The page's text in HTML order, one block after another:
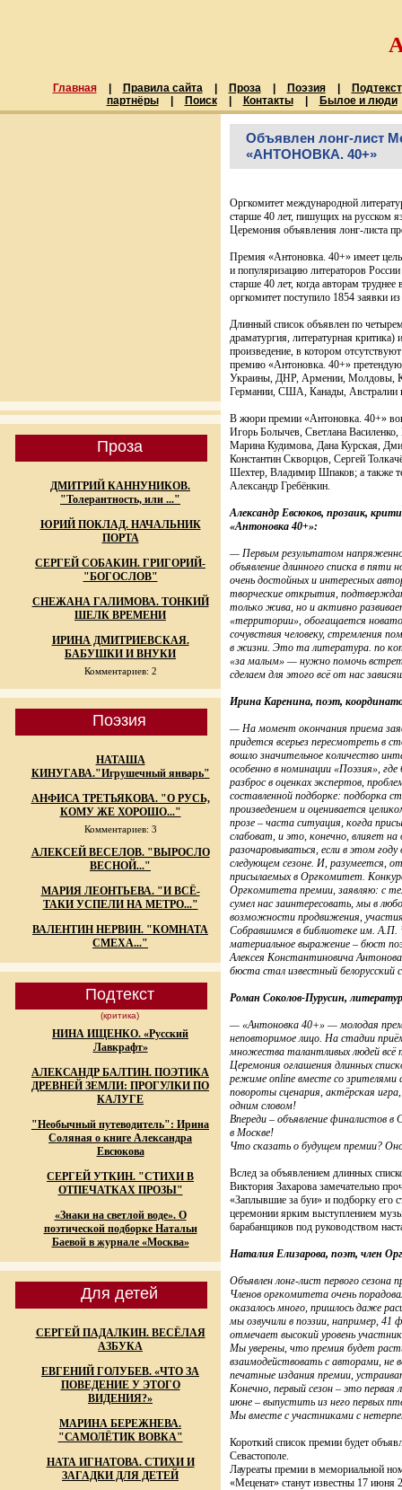
Главная Правила сайта Проза Поэзия
Подтекст
партнёры
Поиск Контакты Былое и люди
Проза
ДМИТРИЙ КАННУНИКОВ.
"Толерантность, или ..."
ЮРИЙ ПОКЛАД. НАЧАЛЬНИК
ПОРТА
СЕРГЕЙ СОБАКИН. ГРИГОРИЙ-
"БОГОСЛОВ"
СНЕЖАНА ГАЛИМОВА. ТОНКИЙ
ШЕЛК ВРЕМЕНИ
ИРИНА ДМИТРИЕВСКАЯ.
БАБУШКИ И ВНУКИ
Комментариев: 2
Поэзия
НАТАША
КИНУГАВА."Игрушечный январь"
АНФИСА ТРЕТЬЯКОВА. "О РУСЬ,
КОМУ ЖЕ ХОРОШО..."
Комментариев: 3
АЛЕКСЕЙ ВЕСЕЛОВ. "ВЫРОСЛО
ВЕСНОЙ..."
МАРИЯ ЛЕОНТЬЕВА. "И ВСЁ-
ТАКИ УСПЕЛИ НА МЕТРО..."
ВАЛЕНТИН НЕРВИН. "КОМНАТА
СМЕХА..."
Подтекст
(критика)
НИНА ИЩЕНКО. «Русский
Лавкрафт»
АЛЕКСАНДР БАЛТИН. ПОЭТИКА
ДРЕВНЕЙ ЗЕМЛИ: ПРОГУЛКИ ПО
КАЛУГЕ
"Необычный путеводитель": Ирина
Соляная о книге Александра
Евсюкова
СЕРГЕЙ УТКИН. "СТИХИ В
ОТПЕЧАТКАХ ПРОЗЫ"
«Знаки на светлой воде». О
поэтической подборке Натальи
Баевой в журнале «Москва»
Для детей
СЕРГЕЙ ПАДАЛКИН. ВЕСЁЛАЯ
АЗБУКА
ЕВГЕНИЙ ГОЛУБЕВ. «ЧТО ЗА
ПОВЕДЕНИЕ У ЭТОГО
ВИДЕНИЯ?»
МАРИНА БЕРЕЖНЕВА.
"САМОЛЁТИК ВОВКА"
НАТА ИГНАТОВА. СТИХИ И
ЗАГАДКИ ДЛЯ ДЕТЕЙ
Объявлен лонг-лист
«АНТОНОВКА. 40+»
Оргкомитет международной
старше 40 лет, пишущих на русском
Церемония объявления лонг-листа
Премия «Антоновка. 40+» имеет
и популяризацию литераторов
старше 40 лет, когда авторам
оргкомитет поступило 1854 заявки
Длинный список объявлен по
драматургия, литературная
произведение, в котором
премию «Антоновка. 40+»
Украины, ДНР, Армении, Молдовы,
Германии, США, Канады, Австралии
В жюри премии «Антоновка. 40+»
Игорь Болычев, Светлана
Марина Кудимова, Дана Курская,
Константин Скворцов, Сергей
Шехтер, Владимир Шпаков; а также
Александр Гребёнкин.
Александр Евсюков, прозаик,
«Антоновка 40+»:
— Первым результатом
объявление длинного списка в
очень достойных и интересных
творческие открытия,
только жива, но и активно
«территории», обогащается
сочувствия человеку, стремления
в жизни. Это та литература. по
«за малым» — нужно помочь
сделаем для этого всё от нас
Ирина Каренина, поэт,
— На момент окончания приема
придется всерьез пересмотреть в
вошло значительное количество
особенно в номинации «Поэзия»,
разброс в оценках экспертов,
составленной подборке: подборка
произведением и оценивается
прозе – часта ситуация, когда
слабоват, и это, конечно, влияет
разочаровываться, если в этом
следующем сезоне. И, разумеется,
присылаемых в Оргкомитет.
Оргкомитета премии, заявляю: с
сумел нас заинтересовать, мы в
возможности продвижения,
Собравшимся в библиотеке им. А.П.
материальное выражение – бюст
Алексея Константиновича
бюста стал известный белорусский
Роман Соколов-Пурусин,
— «Антоновка 40+» — молодая
неповторимое лицо. На стадии
множества талантливых людей всё
Церемония оглашения длинных
режиме online вместе со
повороты сценария, актёрская
одним словом!
Впереди – объявление финалистов
в Москве!
Что сказать о будущем премии? Оно
Вслед за объявлением длинных
Виктория Захарова замечательно
«Заплывшие за буи» и подборку его
церемонии ярким выступлением
барабанщиков под руководством
Наталия Елизарова, поэт, член
Объявлен лонг-лист первого
Членов оргкомитета очень
оказалось много, пришлось даже
мы озвучили в поэзии, например,
отмечает высокий уровень
Мы уверены, что премия будет
взаимодействовать с авторами, не
печатные издания премии,
Конечно, первый сезон – это
июне – выпустить из него первых
Мы вместе с участниками с
Короткий список премии будет
Севастополе.
Лауреаты премии в мемориальной
«Меценат» станут известны 17 июня